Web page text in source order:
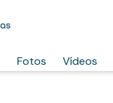
Fotos Vídeos